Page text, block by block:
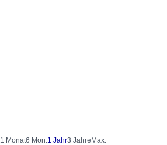
1 Monat6 Mon.1 Jahr3 Jahre Max.